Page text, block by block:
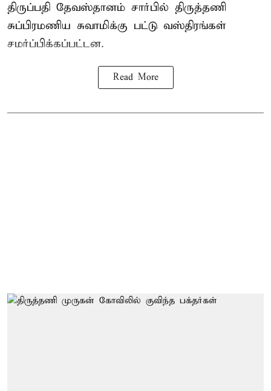
திருப்பதி தேவஸ்தானம் சார்பில் திருத்தணி
சுப்பிரமணிய சுவாமிக்கு பட்டு வஸ்திரங்கள்
சமர்ப்பிக்கப்பட்டன.
Read More